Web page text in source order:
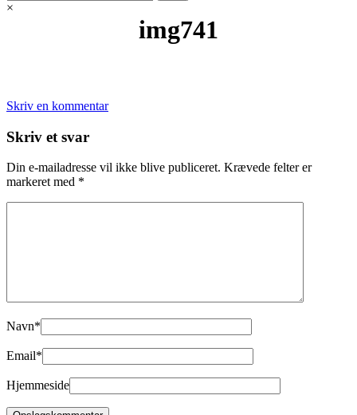
×
img741
Skriv en kommentar
Skriv et svar
Din e-mailadresse vil ikke blive publiceret. Krævede felter er
markeret med *
Navn*
Email*
Hjemmeside